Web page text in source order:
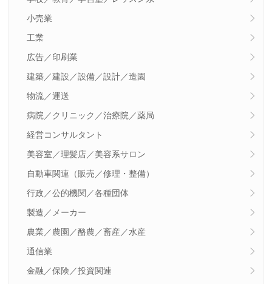
小売業
工業
広告／印刷業
建築／建設／設備／設計／造園
物流／運送
病院／クリニック／治療院／薬局
経営コンサルタント
美容室／理髪店／美容系サロン
自動車関連（販売／修理・整備）
行政／公的機関／各種団体
製造／メーカー
農業／農園／酪農／畜産／水産
通信業
金融／保険／投資関連